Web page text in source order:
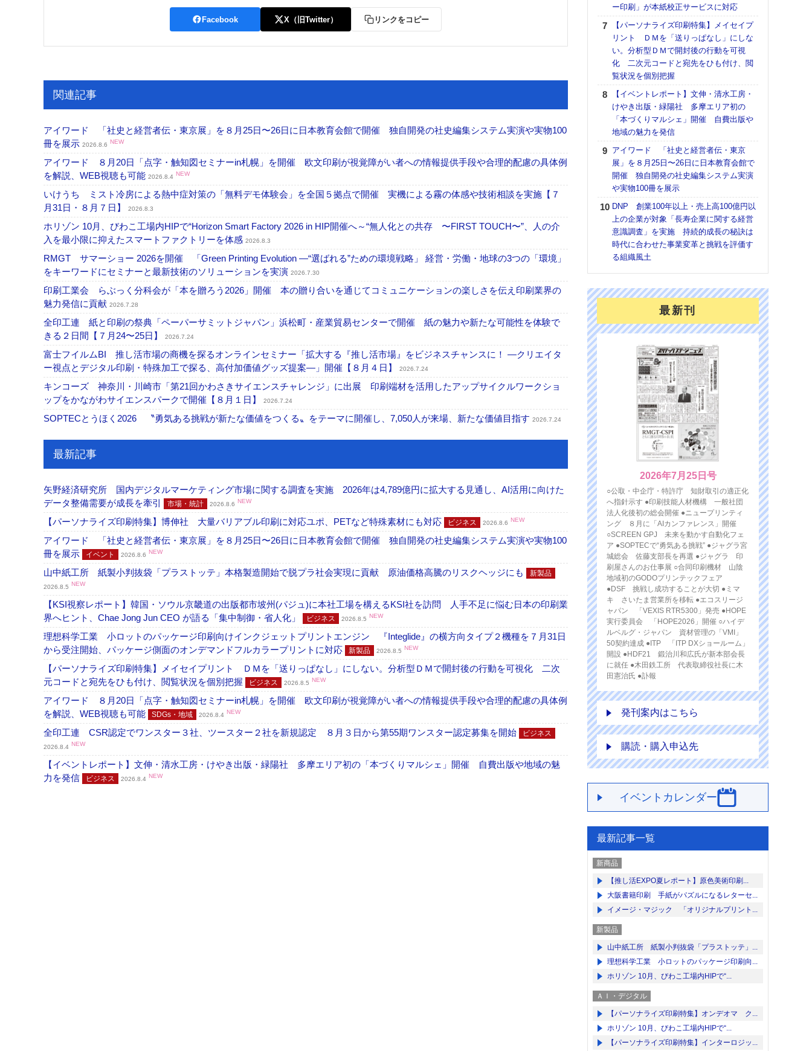
Facebook X（旧Twitter） リンクをコピー
関連記事
アイワード 「社史と経営者伝・東京展」を８月25日〜26日に日本教育会館で開催 独自開発の社史編集システム実演や実物100
冊を展示 2026.8.6 NEW
アイワード ８月20日「点字・触知図セミナーin札幌」を開催 欧文印刷が視覚障がい者への情報提供手段や合理的配慮の具体例
を解説、WEB視聴も可能 2026.8.4 NEW
いけうち ミスト冷房による熱中症対策の「無料デモ体験会」を全国５拠点で開催 実機による霧の体感や技術相談を実施【７
月31日・８月７日】
2026.8.3
ホリゾン 10月、びわこ工場内HIPで“Horizon Smart Factory 2026 in HIP開催へ～“無人化との共存 〜FIRST TOUCH〜”、人の介
入を最小限に抑えたスマートファクトリーを体感 2026.8.3
RMGT サマーショー 2026を開催 「Green Printing Evolution ―“選ばれる”ための環境戦略」 経営・労働・地球の3つの「環境」
をキーワードにセミナーと最新技術のソリューションを実演 2026.7.30
印刷工業会 らぶっく分科会が「本を贈ろう2026」開催 本の贈り合いを通じてコミュニケーションの楽しさを伝え印刷業界の
魅力発信に貢献 2026.7.28
全印工連 紙と印刷の祭典「ペーパーサミットジャパン」浜松町・産業貿易センターで開催 紙の魅力や新たな可能性を体験で
きる２日間【７月24〜25日】
2026.7.24
富士フイルムBI 推し活市場の商機を探るオンラインセミナー「拡大する『推し活市場』をビジネスチャンスに！ ―クリエイタ
ー視点とデジタル印刷・特殊加工で探る、高付加価値グッズ提案―」開催【８月４日】
2026.7.24
キンコーズ 神奈川・川崎市「第21回かわさきサイエンスチャレンジ」に出展 印刷端材を活用したアップサイクルワークショ
ップをかながわサイエンスパークで開催【８月１日】
2026.7.24
SOPTECとうほく2026 〝勇気ある挑戦が新たな価値をつくる〟をテーマに開催し、7,050人が来場、新たな価値目指す 2026.7.24
最新記事
矢野経済研究所 国内デジタルマーケティング市場に関する調査を実施 2026年は4,789億円に拡大する見通し、AI活用に向けた
データ整備需要が成長を牽引
市場・統計 2026.8.6 NEW
【パーソナライズ印刷特集】博伸社 大量バリアブル印刷に対応ユポ、PETなど特殊素材にも対応 ビジネス 2026.8.6 NEW
アイワード 「社史と経営者伝・東京展」を８月25日〜26日に日本教育会館で開催 独自開発の社史編集システム実演や実物100
冊を展示
イベント 2026.8.6 NEW
山中紙工所 紙製小判抜袋「プラストッテ」本格製造開始で脱プラ社会実現に貢献 原油価格高騰のリスクヘッジにも 新製品
2026.8.5 NEW
【KSI視察レポート】韓国・ソウル京畿道の出版都市坡州(パジュ)に本社工場を構えるKSI社を訪問 人手不足に悩む日本の印刷業
界へヒント、Chae Jong Jun CEO が語る「集中制御・省人化」
ビジネス 2026.8.5 NEW
理想科学工業 小ロットのパッケージ印刷向けインクジェットプリントエンジン 『Integlide』の横方向タイプ２機種を７月31日
から受注開始、パッケージ側面のオンデマンドフルカラープリントに対応
新製品 2026.8.5 NEW
【パーソナライズ印刷特集】メイセイプリント ＤＭを「送りっぱなし」にしない。分析型ＤＭで開封後の行動を可視化 二次
元コードと宛先をひも付け、閲覧状況を個別把握
ビジネス 2026.8.5 NEW
アイワード ８月20日「点字・触知図セミナーin札幌」を開催 欧文印刷が視覚障がい者への情報提供手段や合理的配慮の具体例
を解説、WEB視聴も可能
SDGs・地域 2026.8.4 NEW
全印工連 CSR認定でワンスター３社、ツースター２社を新規認定 ８月３日から第55期ワンスター認定募集を開始 ビジネス
2026.8.4 NEW
【イベントレポート】文伸・清水工房・けやき出版・緑陽社 多摩エリア初の「本づくりマルシェ」開催 自費出版や地域の魅
力を発信
ビジネス 2026.8.4 NEW
ー印刷」が本紙校正サービスに対応
【パーソナライズ印刷特集】メイセイプ
リント ＤＭを「送りっぱなし」にしな
い。分析型ＤＭで開封後の行動を可視
化 二次元コードと宛先をひも付け、閲
覧状況を個別把握
【イベントレポート】文伸・清水工房・
けやき出版・緑陽社 多摩エリア初の
「本づくりマルシェ」開催 自費出版や
地域の魅力を発信
アイワード 「社史と経営者伝・東京
展」を８月25日〜26日に日本教育会館で
開催 独自開発の社史編集システム実演
や実物100冊を展示
DNP 創業100年以上・売上高100億円以
上の企業が対象「長寿企業に関する経営
意識調査」を実施 持続的成長の秘訣は
時代に合わせた事業変革と挑戦を評価す
る組織風土
最新刊
2026年7月25日号
○公取・中企庁・特許庁 知財取引の適正化
へ指針示す ●印刷技能人材機構 一般社団
法人化後初の総会開催 ●ニュープリンティ
ング ８月に「AIカンファレンス」開催
○SCREEN GPJ 未来を動かす自動化フェ
ア ●SOPTECで“勇気ある挑戦” ●ジャグラ宮
城総会 佐藤支部長を再選 ●ジャグラ 印
刷屋さんのお仕事展 ○合同印刷機材 山陰
地域初のGODOプリンテックフェア
●DSF 挑戦し成功することが大切 ●ミマ
キ さいたま営業所を移転 ●エコスリージ
ャパン 「VEXIS RTR5300」発売 ●HOPE
実行委員会 「HOPE2026」開催 ○ハイデ
ルベルグ・ジャパン 資材管理の「VMI」
50契約達成 ●ITP 「ITP DXショールーム」
開設 ●HDF21 鍛治川和広氏が新本部会長
に就任 ●木田鉄工所 代表取締役社長に木
田憲治氏 ●訃報
発刊案内はこちら
購読・購入申込先
イベントカレンダー
最新記事一覧
新商品
【推し活EXPO夏レポート】原色美術印刷...
大阪書籍印刷 手紙がパズルになるレターセ...
イメージ・マジック 「オリジナルプリント...
新製品
山中紙工所 紙製小判抜袋「プラストッテ」...
理想科学工業 小ロットのパッケージ印刷向...
ホリゾン 10月、びわこ工場内HIPで“...
ＡＩ・デジタル
【パーソナライズ印刷特集】オンデオマ ク...
ホリゾン 10月、びわこ工場内HIPで“...
【パーソナライズ印刷特集】インターロジッ...